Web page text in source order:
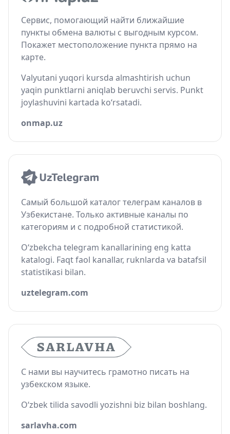
Сервис, помогающий найти ближайшие
пункты обмена валюты с выгодным курсом.
Покажет местоположение пункта прямо на
карте.
Valyutani yuqori kursda almashtirish uchun
yaqin punktlarni aniqlab beruvchi servis. Punkt
joylashuvini kartada ko‘rsatadi.
onmap.uz
Самый большой каталог телеграм каналов в
Узбекистане. Только активные каналы по
категориям и с подробной статистикой.
O‘zbekcha telegram kanallarining eng katta
katalogi. Faqt faol kanallar, ruknlarda va batafsil
statistikasi bilan.
uztelegram.com
С нами вы научитесь грамотно писать на
узбекском языке.
O‘zbek tilida savodli yozishni biz bilan boshlang.
sarlavha.com